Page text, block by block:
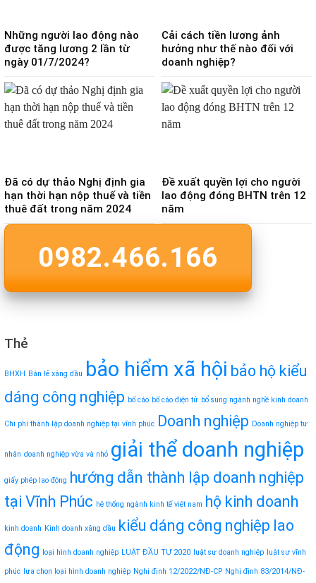
Những người lao động nào
được tăng lương 2 lần từ
ngày 01/7/2024?
Cải cách tiền lương ảnh
hưởng như thế nào đối với
doanh nghiệp?
Đã có dự thảo Nghị định gia
hạn thời hạn nộp thuế và tiền
thuê đất trong năm 2024
Đề xuất quyền lợi cho người
lao động đóng BHTN trên 12
năm
0982.466.166
Thẻ
BHXH Bán lẻ xăng dầu bảo hiểm xã hội bảo hộ kiểu
dáng công nghiệp bố cáo bố cáo điện tử bổ sung ngành nghề kinh doanh
Chi phí thành lập doanh nghiệp tại vĩnh phúc Doanh nghiệp Doanh nghiệp tư
nhân doanh nghiệp vừa và nhỏ giải thể doanh nghiệp
giấy phép lao động hướng dẫn thành lập doanh nghiệp
tại Vĩnh Phúc hệ thống ngành kinh tế việt nam hộ kinh doanh
kinh doanh Kinh doanh xăng dầu kiểu dáng công nghiệp lao
động
loại hình doanh nghiệp LUẬT ĐẦU TƯ 2020 luật sư doanh nghiệp luật sư vĩnh
phúc lựa chọn loại hình doanh nghiệp Nghị định 12/2022/NĐ-CP Nghị định 83/2014/NĐ-